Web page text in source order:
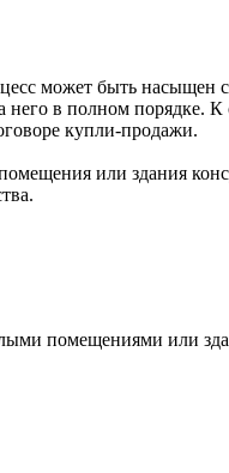
может быть
в полном порядке.
купли-продажи.
или здания
помещениями или